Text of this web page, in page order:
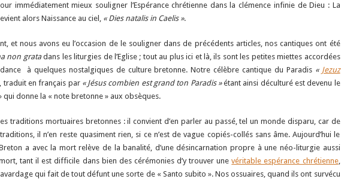
immédiatement mieux souligner l’Espérance chrétienne dans la clémence infinie de Dieu : La
alors Naissance au ciel, « Dies natalis in Caelis ».
et nous avons eu l’occasion de le souligner dans de précédents articles, nos cantiques ont été
non gratadans les liturgies de l’Eglise ; tout au plus ici et là, ils sont les petites miettes accordées
à quelques nostalgiques de culture bretonne. Notre célèbre cantique du Paradis « Jezuz
, traduit en français par « Jésus combien est grand ton Paradis »étant ainsi déculturé est devenu le
qui donne la « note bretonne » aux obsèques.
traditions mortuaires bretonnes : il convient d’en parler au passé, tel un monde disparu, car de
il n’en reste quasiment rien, si ce n’est de vague copiés-collés sans âme. Aujourd’hui le
a avec la mort relève de la banalité, d’une désincarnation propre à une néo-liturgie aussi
tant il est difficile dans bien des cérémonies d’y trouver unevéritable espérance chrétienne,
qui fait de tout défunt une sorte de « Santo subito ». Nos ossuaires, quand ils ont survécu